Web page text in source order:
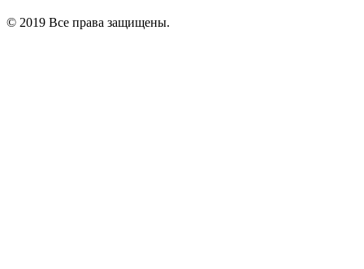
© 2019 Все права защищены.